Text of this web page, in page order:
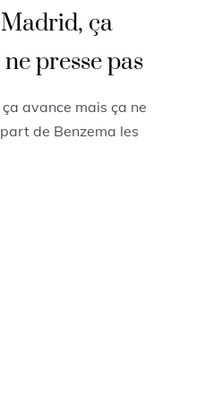
ça
presse pas
avance mais ça ne
de Benzema les